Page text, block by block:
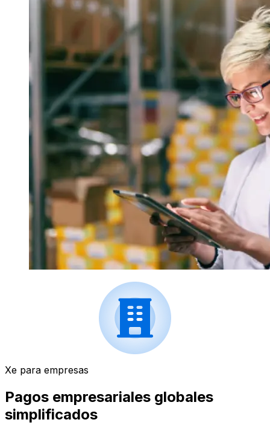
Xe para empresas
Pagos empresariales globales
simplificados